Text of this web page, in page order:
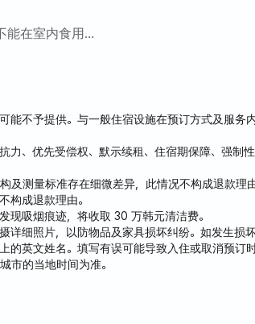
能在室内食用。
能不予提供。与一般住宿设施在预订方式及服务
力、优先受偿权、默示续租、住宿期保障、强制性
及测量标准存在细微差异，此情况不构成退款理由
构成退款理由。
现吸烟痕迹，将收取 30 万韩元清洁费。
详细照片，以防物品及家具损坏纠纷。如发生损
的英文姓名。填写有误可能导致入住或取消预订
市的当地时间为准。